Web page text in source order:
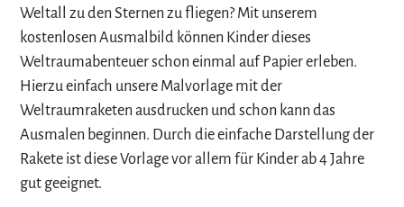
Weltall zu den Sternen zu fliegen? Mit unserem
kostenlosen Ausmalbild können Kinder dieses
Weltraumabenteuer schon einmal auf Papier erleben.
Hierzu einfach unsere Malvorlage mit der
Weltraumraketen ausdrucken und schon kann das
Ausmalen beginnen. Durch die einfache Darstellung der
Rakete ist diese Vorlage vor allem für Kinder ab 4 Jahre
gut geeignet.